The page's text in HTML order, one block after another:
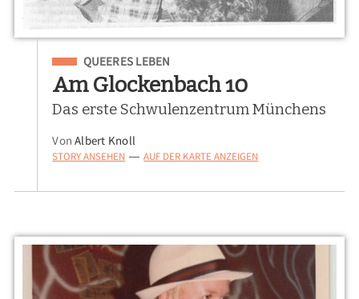
Eingeordnet unter
QUEERES LEBEN
Am Glockenbach 10
Das erste Schwulenzentrum Münchens
VonAlbert Knoll
STORY ANSEHEN — AUF DER KARTE ANZEIGEN